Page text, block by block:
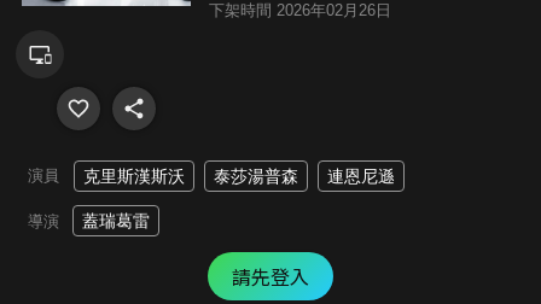
下架時間 2026年02月26日
演員 克里斯漢斯沃 泰莎湯普森 連恩尼遜
導演 蓋瑞葛雷
請先登入